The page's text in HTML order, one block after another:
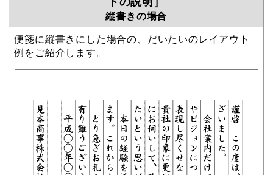
縦書きの場合
便箋に縦書きにした場合の、だいたいのレイアウト
例をご紹介します。